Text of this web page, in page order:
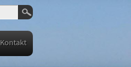
Kontakt